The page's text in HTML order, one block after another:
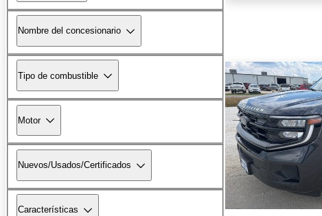
Nombre del concesionario
Tipo de combustible
Motor
Nuevos/Usados/Certificados
Características